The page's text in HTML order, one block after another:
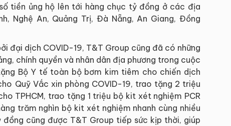
tiền ủng hộ lên tới hàng chục tỷ đồng ở các địa
Nghệ An, Quảng Trị, Đà Nẵng, An Giang, Đồng
đại dịch COVID-19, T&T Group cũng đã có những
chính quyền và nhân dân địa phương trong cuộc
Bộ Y tế toàn bộ bơm kim tiêm cho chiến dịch
Quỹ Vắc xin phòng COVID-19, trao tặng 2 triệu
TPHCM, trao tặng 1 triệu bộ kit xét nghiệm PCR
trăm nghìn bộ kit xét nghiệm nhanh cùng nhiều
cũng được T&T Group tiếp sức kịp thời, giúp